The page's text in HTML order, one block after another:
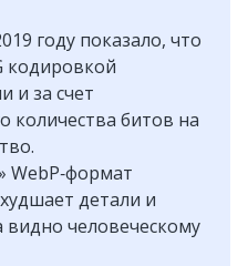
году показало, что
кодировкой
и за счет
количества битов на
WebP‑формат
детали и
видно человеческому